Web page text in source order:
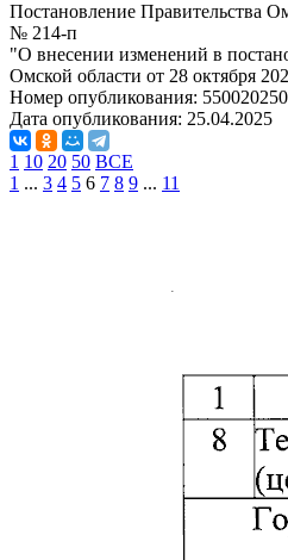
Постановление Правительства
№ 214-п
"О внесении изменений в
Омской области от 28 октября
Номер опубликования:
Дата опубликования: 25.04.2025
1 10 20 50 ВСЕ
1 ... 3 4 5 6 7 8 9 ... 11